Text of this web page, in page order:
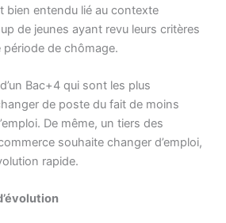
bien entendu lié au contexte
de jeunes ayant revu leurs critères
période de chômage.
Bac+4 qui sont les plus
de poste du fait de moins
De même, un tiers des
souhaite changer d’emploi,
rapide.